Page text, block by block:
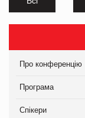
Про конференцію
Програма
Спікери